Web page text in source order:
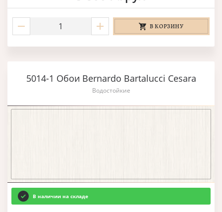
В КОРЗИНУ
5014-1 Обои Bernardo Bartalucci Cesara
Водостойкие
В наличии на складе